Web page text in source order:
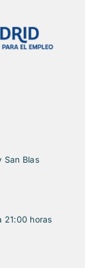
San Blas
21:00 horas